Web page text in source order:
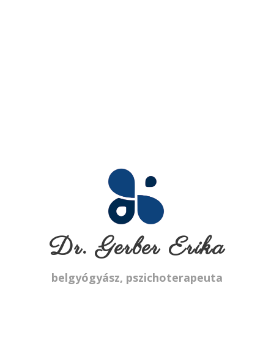
Dr. Gerber Erika
belgyógyász, pszichoterapeuta